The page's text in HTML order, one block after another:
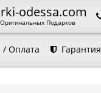
odessa.com
Подарков
/ Оплата Гарантия